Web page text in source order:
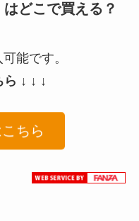
どこで買える？
能です。
↓ ↓ ↓
ちら